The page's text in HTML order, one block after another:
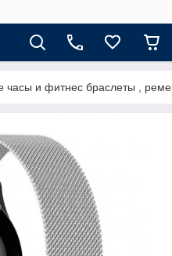
часы и фитнес браслеты ,